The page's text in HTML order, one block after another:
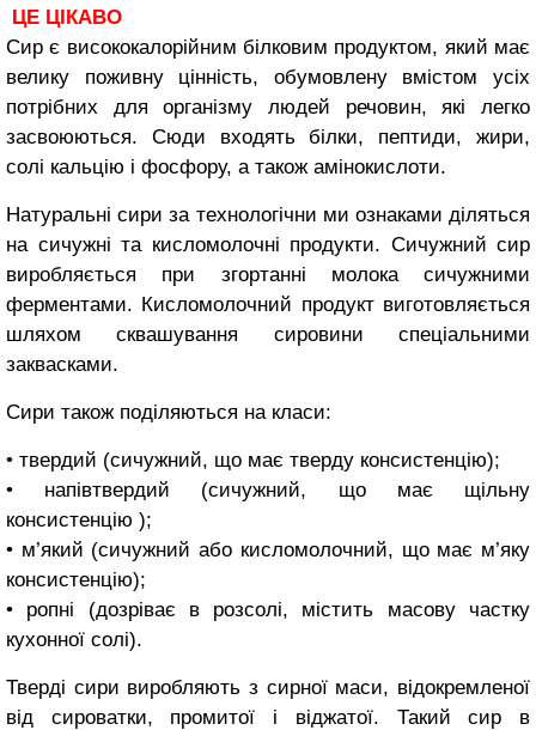
ЦЕ ЦІКАВО
Сир є висококалорійним білковим продуктом, який має
велику поживну цінність, обумовлену вмістом усіх
потрібних для організму людей ре­човин, які легко
засвоюються. Сюди входять білки, пептиди, жири,
солі кальцію і фосфору, а також амінокислоти.
Натуральні сири за технологічни ми ознаками діляться
на сичужні та кисломолочні продукти. Сичужний сир
виробляється при згортанні мо­лока сичужними
ферментами. Кисло­молочний продукт виготовляється
шляхом сквашування сировини спеціальними
заквасками.
Сири також поділяються на кла­си:
• твердий (сичужний, що має тверду консистенцію);
• напівтвердий (сичужний, що має щільну
консистенцію );
• м’який (сичужний або кисломо­лочний, що має м’яку
консистенцію);
• ропні (дозріває в розсолі, містить масову частку
кухонної солі).
Тверді сири виробляють з сирної маси, відокремленої
від сироват­ки, промитої і віджатої. Такий сир в